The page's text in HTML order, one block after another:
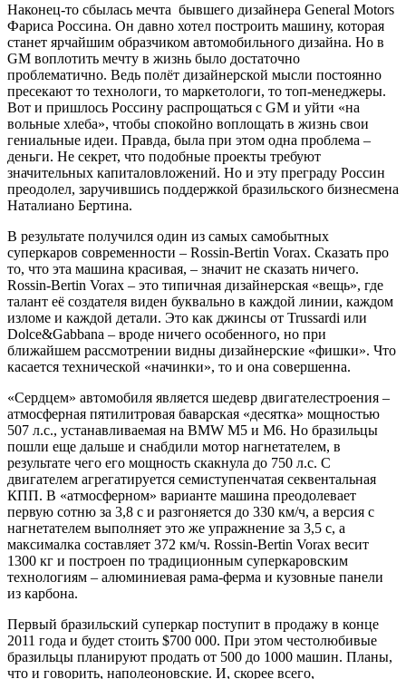
Наконец-то сбылась мечта бывшего дизайнера General Motors
Фариса Россина. Он давно хотел построить машину, которая
станет ярчайшим образчиком автомобильного дизайна. Но в
GM воплотить мечту в жизнь было достаточно
проблематично. Ведь полёт дизайнерской мысли постоянно
пресекают то технологи, то маркетологи, то топ-менеджеры.
Вот и пришлось Россину распрощаться с GM и уйти «на
вольные хлеба», чтобы спокойно воплощать в жизнь свои
гениальные идеи. Правда, была при этом одна проблема –
деньги. Не секрет, что подобные проекты требуют
значительных капиталовложений. Но и эту преграду Россин
преодолел, заручившись поддержкой бразильского бизнесмена
Наталиано Бертина.
В результате получился один из самых самобытных
суперкаров современности – Rossin-Bertin Vorax. Сказать про
то, что эта машина красивая, – значит не сказать ничего.
Rossin-Bertin Vorax – это типичная дизайнерская «вещь», где
талант её создателя виден буквально в каждой линии, каждом
изломе и каждой детали. Это как джинсы от Trussardi или
Dolce&Gabbana – вроде ничего особенного, но при
ближайшем рассмотрении видны дизайнерские «фишки». Что
касается технической «начинки», то и она совершенна.
«Сердцем» автомобиля является шедевр двигателестроения –
атмосферная пятилитровая баварская «десятка» мощностью
507 л.с., устанавливаемая на BMW M5 и M6. Но бразильцы
пошли еще дальше и снабдили мотор нагнетателем, в
результате чего его мощность скакнула до 750 л.с. С
двигателем агрегатируется семиступенчатая секвентальная
КПП. В «атмосферном» варианте машина преодолевает
первую сотню за 3,8 с и разгоняется до 330 км/ч, а версия с
нагнетателем выполняет это же упражнение за 3,5 с, а
максималка составляет 372 км/ч. Rossin-Bertin Vorax весит
1300 кг и построен по традиционным суперкаровским
технологиям – алюминиевая рама-ферма и кузовные панели
из карбона.
Первый бразильский суперкар поступит в продажу в конце
2011 года и будет стоить $700 000. При этом честолюбивые
бразильцы планируют продать от 500 до 1000 машин. Планы,
что и говорить, наполеоновские. И, скорее всего,